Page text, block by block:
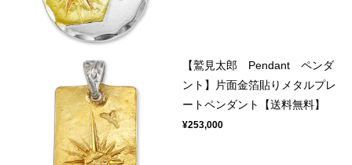
【鷲見太郎 Pendant ペンダ
ント】片面金箔貼りメタルプレ
ートペンダント【送料無料】
¥253,000